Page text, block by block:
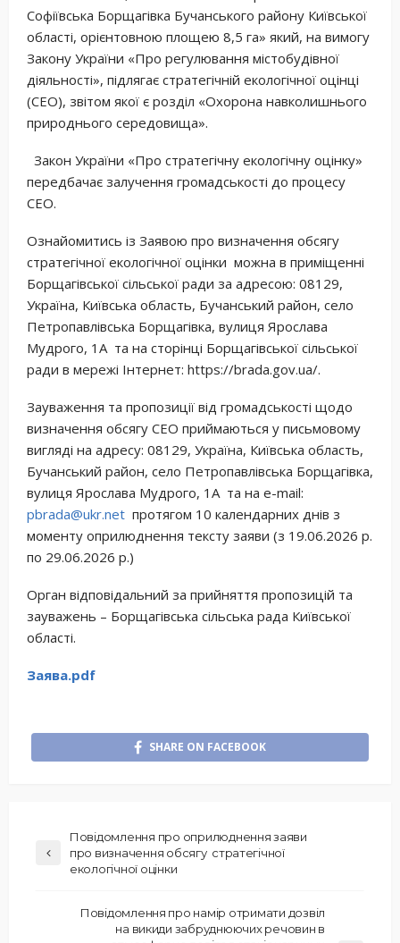
Софіївська Борщагівка Бучанського району Київської
області, орієнтовною площею 8,5 га» який, на вимогу
Закону України «Про регулювання містобудівної
діяльності», підлягає стратегічній екологічної оцінці
(СЕО), звітом якої є розділ «Охорона навколишнього
природнього середовища».
Закон України «Про стратегічну екологічну оцінку»
передбачає залучення громадськості до процесу
СЕО.
Ознайомитись із Заявою про визначення обсягу
стратегічної екологічної оцінки можна в приміщенні
Борщагівської сільської ради за адресою: 08129,
Україна, Київська область, Бучанський район, село
Петропавлівська Борщагівка, вулиця Ярослава
Мудрого, 1А та на сторінці Борщагівської сільської
ради в мережі Інтернет: https://brada.gov.ua/.
Зауваження та пропозиції від громадськості щодо
визначення обсягу СЕО приймаються у письмовому
вигляді на адресу: 08129, Україна, Київська область,
Бучанський район, село Петропавлівська Борщагівка,
вулиця Ярослава Мудрого, 1А та на e-mail:
pbrada@ukr.net протягом 10 календарних днів з
моменту оприлюднення тексту заяви (з 19.06.2026 р.
по 29.06.2026 р.)
Орган відповідальний за прийняття пропозицій та
зауважень – Борщагівська сільська рада Київської
області.
Заява.pdf
SHARE ON FACEBOOK
Повідомлення про оприлюднення заяви
про визначення обсягу стратегічної
екологічної оцінки
Повідомлення про намір отримати дозвіл
на викиди забруднюючих речовин в